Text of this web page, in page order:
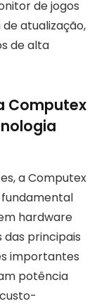
de jogos
atualização,
de alta
Computex
a Computex
hardware
das principais
importantes
potência